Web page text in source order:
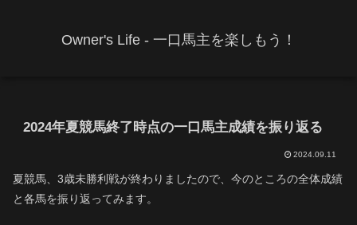
Owner's Life - 一口馬主を楽しもう！
2024年夏競馬終了時点の一口馬主成績を振り返る
2024.09.11
夏競馬、3歳未勝利戦が終わりましたので、今のところの全体成績
と各馬を振り返ってみます。